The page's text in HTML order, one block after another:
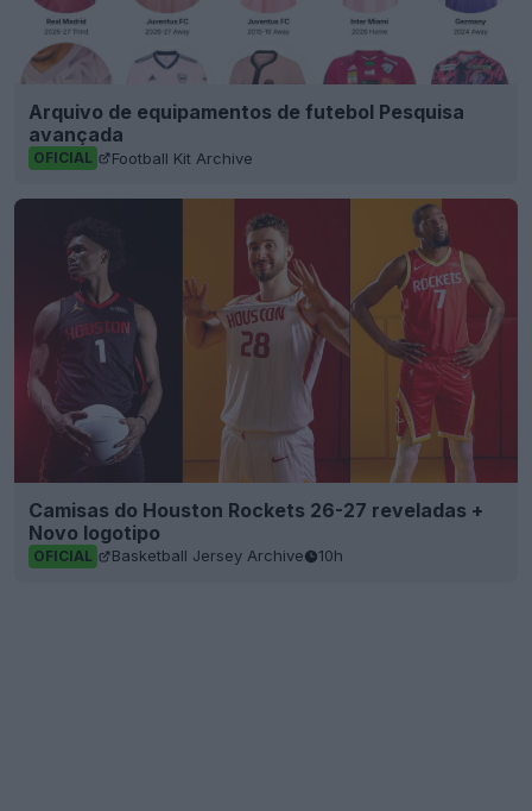
Arquivo de equipamentos de futebol Pesquisa
avançada
OFICIAL Football Kit Archive
Camisas do Houston Rockets 26-27 reveladas +
Novo logotipo
OFICIAL Basketball Jersey Archive 10h